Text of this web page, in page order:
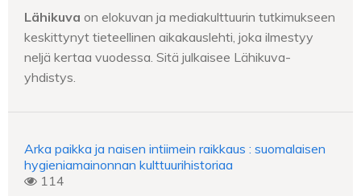
Lähikuva on elokuvan ja mediakulttuurin tutkimukseen
keskittynyt tieteellinen aikakauslehti, joka ilmestyy
neljä kertaa vuodessa. Sitä julkaisee Lähikuva-
yhdistys.
Arka paikka ja naisen intiimein raikkaus : suomalaisen
hygieniamainonnan kulttuurihistoriaa
114